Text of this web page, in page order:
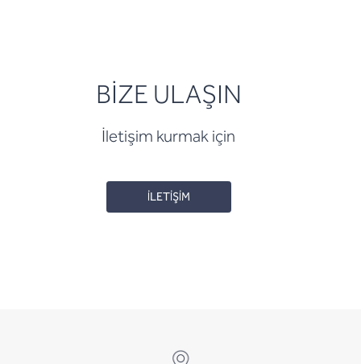
BİZE ULAŞIN
İletişim kurmak için
İLETİŞİM